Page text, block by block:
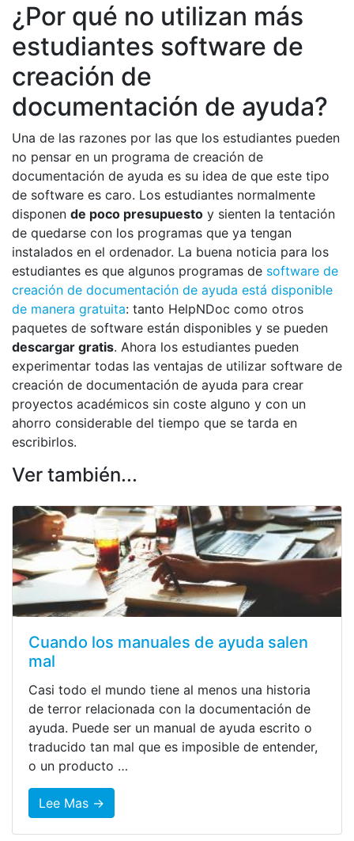
¿Por qué no utilizan más
estudiantes software de
creación de
documentación de ayuda?
Una de las razones por las que los estudiantes pueden
no pensar en un programa de creación de
documentación de ayuda es su idea de que este tipo
de software es caro. Los estudiantes normalmente
disponen de poco presupuesto y sienten la tentación
de quedarse con los programas que ya tengan
instalados en el ordenador. La buena noticia para los
estudiantes es que algunos programas de software de
creación de documentación de ayuda está disponible
de manera gratuita: tanto HelpNDoc como otros
paquetes de software están disponibles y se pueden
descargar gratis. Ahora los estudiantes pueden
experimentar todas las ventajas de utilizar software de
creación de documentación de ayuda para crear
proyectos académicos sin coste alguno y con un
ahorro considerable del tiempo que se tarda en
escribirlos.
Ver también...
Cuando los manuales de ayuda salen
mal
Casi todo el mundo tiene al menos una historia
de terror relacionada con la documentación de
ayuda. Puede ser un manual de ayuda escrito o
traducido tan mal que es imposible de entender,
o un producto …
Lee Mas →